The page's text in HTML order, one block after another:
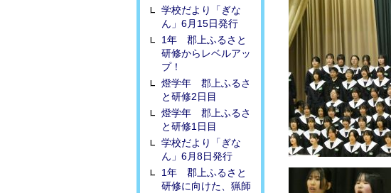
学校だより「ぎな
ん」6月15日発行
1年 郡上ふるさと
研修からレベルアッ
プ！
燈学年 郡上ふるさ
と研修2日目
燈学年 郡上ふるさ
と研修1日目
学校だより「ぎな
ん」6月8日発行
1年 郡上ふるさと
研修に向けた、猟師